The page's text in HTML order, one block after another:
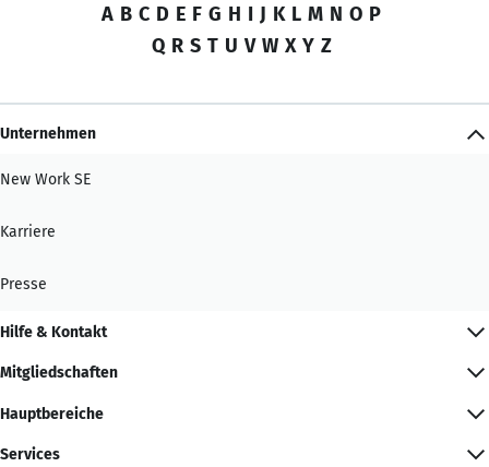
A B C D E F G H I J K L M N O P
Q R S T U V W X Y Z
Unternehmen
New Work SE
Karriere
Presse
Hilfe & Kontakt
Mitgliedschaften
Hauptbereiche
Services